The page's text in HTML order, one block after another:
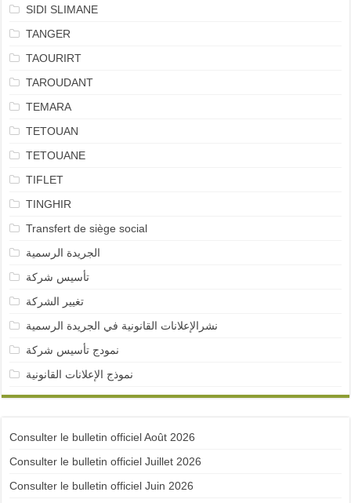
SIDI SLIMANE
TANGER
TAOURIRT
TAROUDANT
TEMARA
TETOUAN
TETOUANE
TIFLET
TINGHIR
Transfert de siège social
الجريدة الرسمية
تأسيس شركة
تغيير الشركة
نشرالإعلانات القانونية في الجريدة الرسمية
نمودج تأسيس شركة
نموذج الإعلانات القانونية
Consulter le bulletin officiel Août 2026
Consulter le bulletin officiel Juillet 2026
Consulter le bulletin officiel Juin 2026